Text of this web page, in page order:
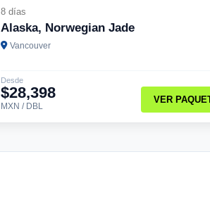
8 días
Alaska, Norwegian Jade
Vancouver
Desde
$28,398
MXN / DBL
VER